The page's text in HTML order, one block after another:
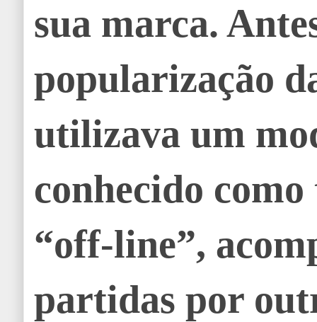
sua marca.
popularização
utilizava um
conhecido
“off-line”,
partidas por